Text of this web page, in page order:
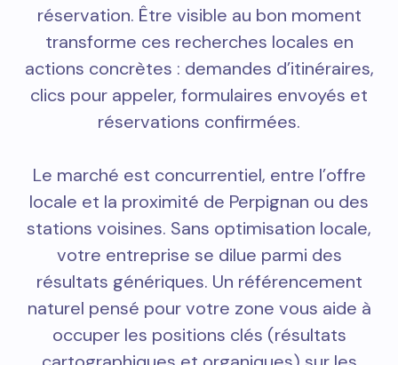
réservation. Être visible au bon moment
transforme ces recherches locales en
actions concrètes : demandes d’itinéraires,
clics pour appeler, formulaires envoyés et
réservations confirmées.
Le marché est concurrentiel, entre l’offre
locale et la proximité de Perpignan ou des
stations voisines. Sans optimisation locale,
votre entreprise se dilue parmi des
résultats génériques. Un référencement
naturel pensé pour votre zone vous aide à
occuper les positions clés (résultats